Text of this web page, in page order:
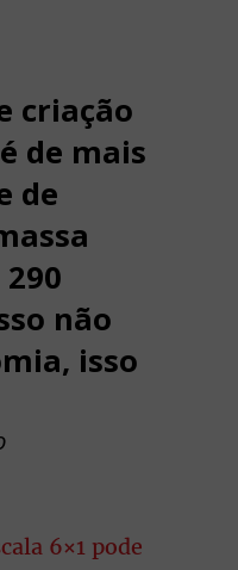
criação
de mais
de
não
isso
6×1 pode